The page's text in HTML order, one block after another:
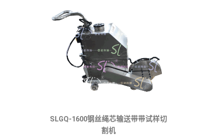
SLGQ-1600钢丝绳芯输送带带试样切
割机